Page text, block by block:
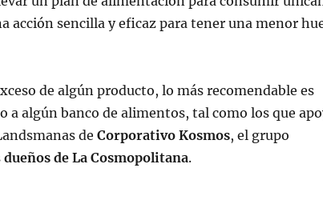
acción sencilla y eficaz para tener una menor
de algún producto, lo más recomendable es
a algún banco de alimentos, tal como los que
de Corporativo Kosmos, el grupo
dueños de La Cosmopolitana.